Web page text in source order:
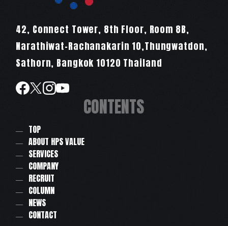
42, Connect Tower, 8th Floor, Room 8B,
Narathiwat-Rachanakarin 10,Thungwatdon,
Sathorn, Bangkok 10120 Thailand
CONTENTS
TOP
ABOUT HPS VALUE
SERVICES
COMPANY
RECRUIT
COLUMN
NEWS
CONTACT